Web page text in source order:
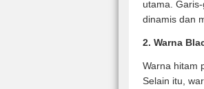
utama.
dinamis dan
2. Warna
Warna hitam
Selain itu,